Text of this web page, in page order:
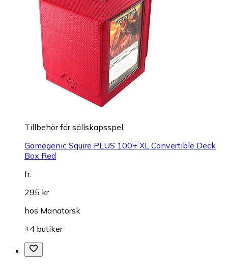
Tillbehör för sällskapsspel
Gamegenic Squire PLUS 100+ XL Convertible Deck
Box Red
fr.
295 kr
hos Manatorsk
+4 butiker